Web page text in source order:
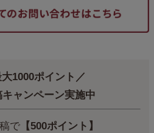
1000ポイント／
キャンペーン実施中
で【500ポイント】